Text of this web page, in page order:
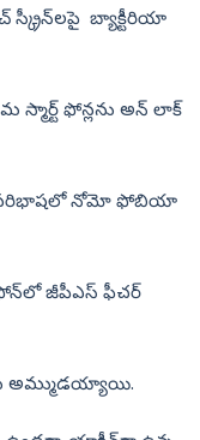
స్క్రీన్‌లపై బ్యాక్టీరియా
స్మార్ట్‌ ఫోన్లను అన్‌ లాక్‌
పరిభాషలో నోమో ఫోబియా
జీపీఎస్‌ ఫీచర్‌
అమ్ముడయ్యాయి.